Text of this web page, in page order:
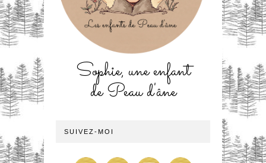
Sophie, une enfant
de Peau d'âne
SUIVEZ-MOI